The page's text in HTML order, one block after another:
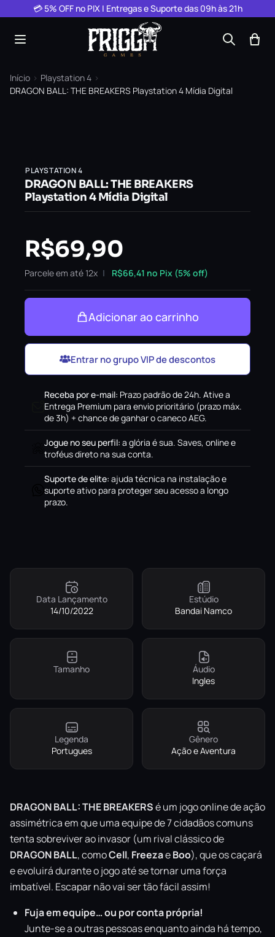
Pular para o conteúdo
💳 5% OFF no PIX | Entregas e Suporte das 09h às 21h
Início › Playstation 4 ›
DRAGON BALL: THE BREAKERS Playstation 4 Mídia Digital
PLAYSTATION 4
DRAGON BALL: THE BREAKERS
Playstation 4 Mídia Digital
R$69,90
Parcele em até 12x R$66,41 no Pix (5% off)
Adicionar ao carrinho
Entrar no grupo VIP de descontos
Receba por e-mail: Prazo padrão de 24h. Ative a
Entrega Premium para envio prioritário (prazo máx.
de 3h) + chance de ganhar o caneco AEG.
Jogue no seu perfil: a glória é sua. Saves, online e
troféus direto na sua conta.
Suporte de elite: ajuda técnica na instalação e
suporte ativo para proteger seu acesso a longo
prazo.
Data Lançamento
14/10/2022
Estúdio
Bandai Namco
Tamanho
Áudio
Ingles
Legenda
Portugues
Gênero
Ação e Aventura
DRAGON BALL: THE BREAKERSé um jogo online de ação
assimétrica em que uma equipe de 7 cidadãos comuns
tenta sobreviver ao invasor (um rival clássico de
DRAGONBALL, comoCell, FreezaeBoo), que os caçará
e evoluirá durante o jogo até se tornar uma força
imbatível. Escapar não vai ser tão fácil assim!
Fuja em equipe… ou por conta própria!
Junte-se a outras pessoas enquanto ainda há tempo,